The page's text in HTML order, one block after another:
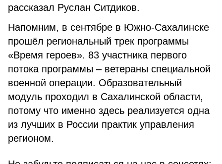
рассказал Руслан Ситдиков.
Напомним, в сентябре в Южно-Сахалинске
прошёл региональный трек программы
«Время героев». 83 участника первого
потока программы – ветераны специальной
военной операции. Образовательный
модуль проходил в Сахалинской области,
потому что именно здесь реализуется одна
из лучших в России практик управления
регионом.